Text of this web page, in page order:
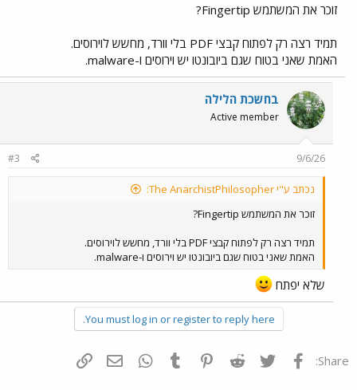
זוכר את המשתמש Fingertip?
תמיד רצה רק לפתוח קבצי PDF בלי וורד, מחשש לוירוסים.
האמת שאני בטוח שגם ביובונטו יש וירוסים ו-malware.
בחשכת הלילה
Active member
9/6/26
#3
נכתב ע"י The AnarchistPhilosopher:
זוכר את המשתמש Fingertip?
תמיד רצה רק לפתוח קבצי PDF בלי וורד, מחשש לוירוסים.
האמת שאני בטוח שגם ביובונטו יש וירוסים ו-malware.
שלא יפתח
You must log in or register to reply here.
Share: פייסבוק Twitter
Reddit
Pinterest
Tumblr
WhatsAppדואר אלקטרוני